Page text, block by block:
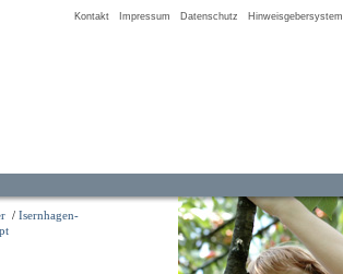
Kontakt Impressum Datenschutz Hinweisgebersystem
/ Isernhagen-